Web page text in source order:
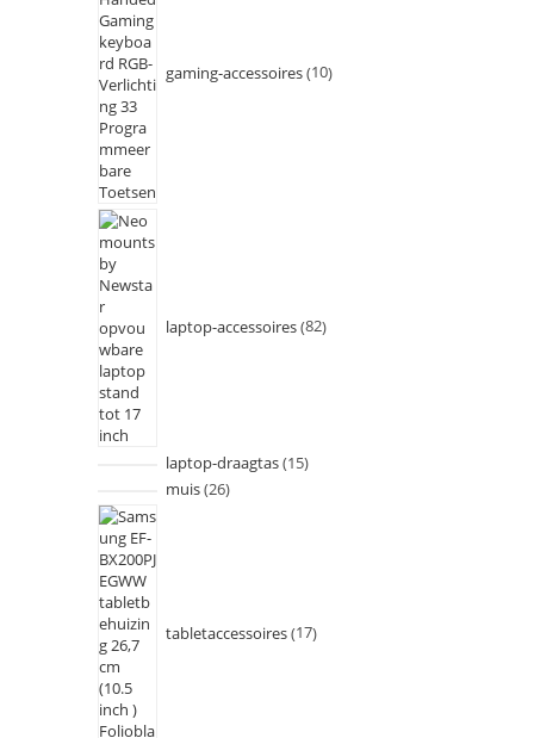
gaming-accessoires 10
laptop-accessoires 82
laptop-draagtas 15
muis 26
tabletaccessoires 17